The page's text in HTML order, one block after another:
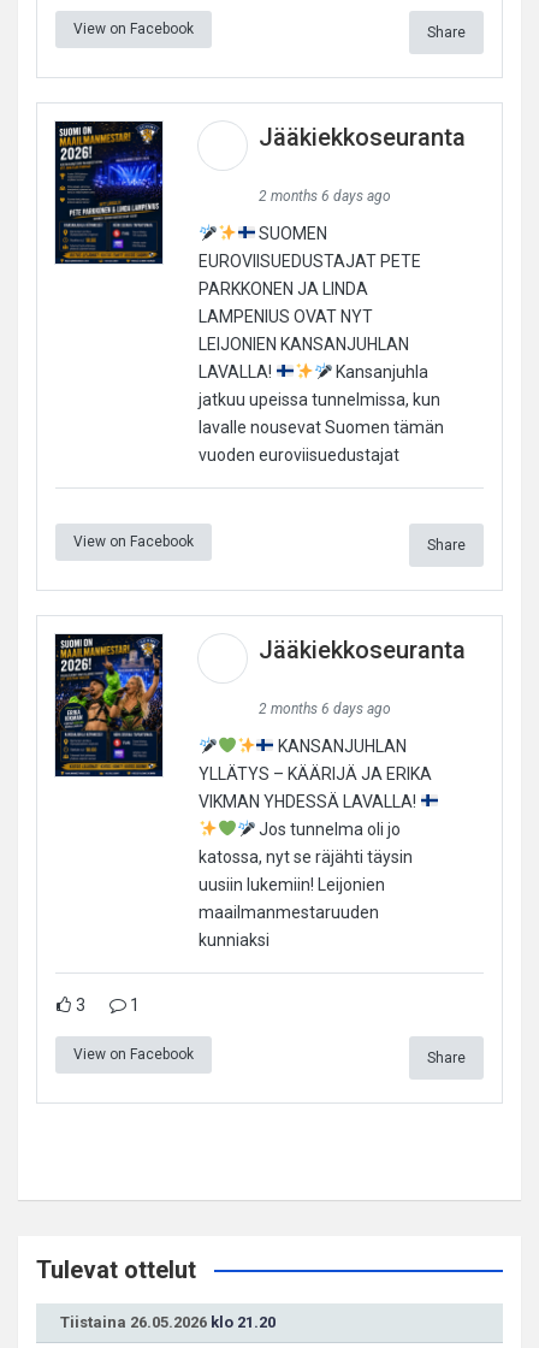
View on Facebook Share
Jääkiekkoseuranta
2 months 6 days ago
SUOMEN
EUROVIISUEDUSTAJAT PETE
PARKKONEN JA LINDA
LAMPENIUS OVAT NYT
LEIJONIEN KANSANJUHLAN
LAVALLA!
Kansanjuhla
jatkuu upeissa tunnelmissa, kun
lavalle nousevat Suomen tämän
vuoden euroviisuedustajat
View on Facebook Share
Jääkiekkoseuranta
2 months 6 days ago
KANSANJUHLAN
YLLÄTYS – KÄÄRIJÄ JA ERIKA
VIKMAN YHDESSÄ LAVALLA!
Jos tunnelma oli jo
katossa, nyt se räjähti täysin
uusiin lukemiin! Leijonien
maailmanmestaruuden
kunniaksi
3 1
View on Facebook Share
Tulevat ottelut
Tiistaina 26.05.2026 klo 21.20